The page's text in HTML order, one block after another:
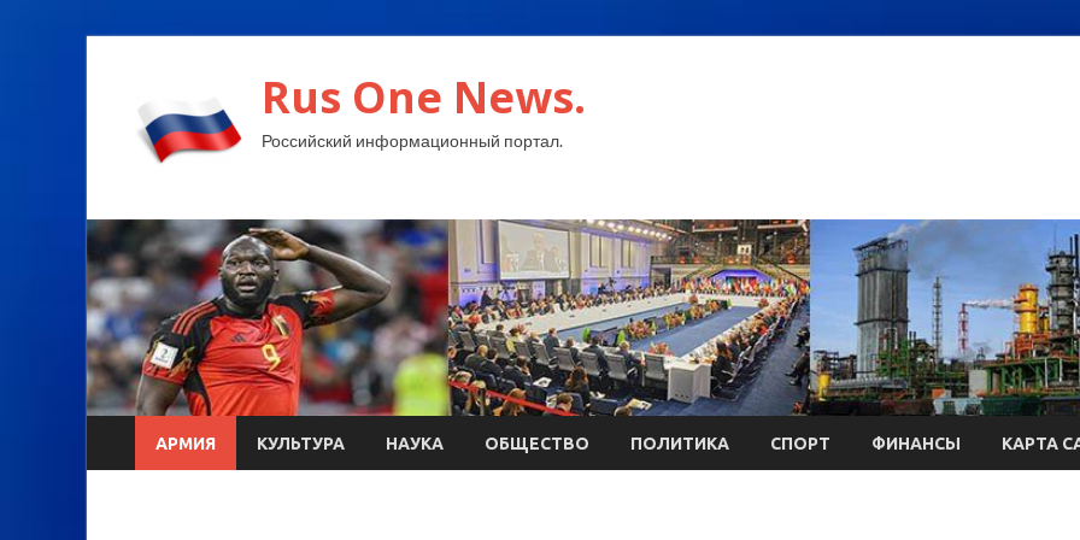
Rus One News.
Российский информационный портал.
АРМИЯ КУЛЬТУРА НАУКА ОБЩЕСТВО ПОЛИТИКА СПОРТ ФИНАНСЫ КАРТА